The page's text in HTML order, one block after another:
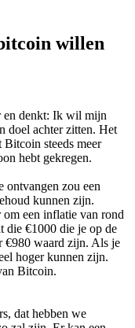
willen
en denkt: Ik wil mijn
doel achter zitten. Het
steeds meer
hebt gekregen.
ontvangen zou een
kunnen zijn.
een inflatie van rond
die €1000 die je op de
€980 waard zijn. Als je
hoger kunnen zijn.
Bitcoin.
dat hebben we